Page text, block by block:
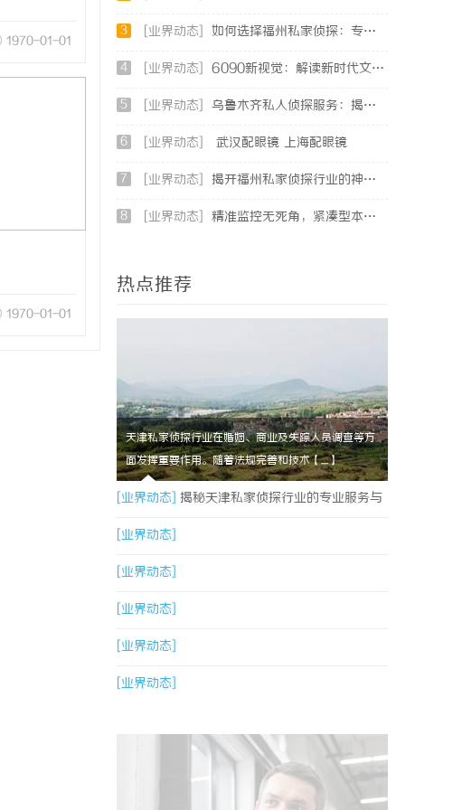
1970-01-01
1970-01-01
3 [业界动态] 如何选择福州私家侦探：专业服务与实用指南详解
4 [业界动态] 6090新视觉：解读新时代文化潮流与审美变迁
5 [业界动态] 乌鲁木齐私人侦探服务：揭秘专业调查背后的故事与应用
6 [业界动态] 武汉配眼镜 上海配眼镜
7 [业界动态] 揭开福州私家侦探行业的神秘面纱：服务、优势与法律解析
8 [业界动态] 精准监控无死角，紧凑型本安球机赋能安全管理
热点推荐
天津私家侦探行业在婚姻、商业及失踪人员调查等方
面发挥重要作用。随着法规完善和技术【....】
[业界动态] 揭秘天津私家侦探行业的专业服务与
发展趋势
[业界动态]
[业界动态]
[业界动态]
[业界动态]
[业界动态]